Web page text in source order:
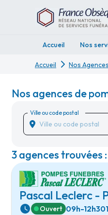
Accueil Nos
Accueil Nos Agences
Nos agences de
Ville ou code postal
3 agences trouvées :
Pascal Leclerc -
Ouvert 09h-12h30